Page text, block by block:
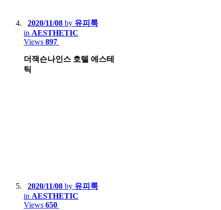
2020/11/08 by 유피룩
in AESTHETIC
Views 897
더잭슨나인스 호텔 에스테
틱
2020/11/08 by 유피룩
in AESTHETIC
Views 650